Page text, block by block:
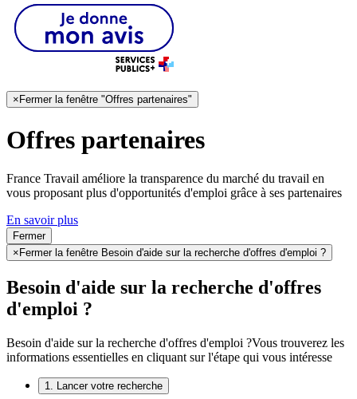
× Fermer la fenêtre "Offres partenaires"
Offres partenaires
France Travail améliore la transparence du marché du travail en
vous proposant plus d'opportunités d'emploi grâce à ses partenaires
En savoir plus
Fermer
× Fermer la fenêtre Besoin d'aide sur la recherche d'offres d'emploi ?
Besoin d'aide sur la recherche d'offres
d'emploi ?
Besoin d'aide sur la recherche d'offres d'emploi ?Vous trouverez les
informations essentielles en cliquant sur l'étape qui vous intéresse
1. Lancer votre recherche